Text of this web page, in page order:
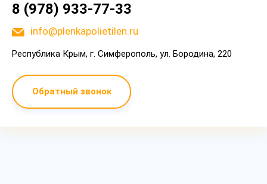
8 (978) 933-77-33
info@plenkapolietilen.ru
Республика Крым, г. Симферополь, ул. Бородина, 220
Обратный звонок